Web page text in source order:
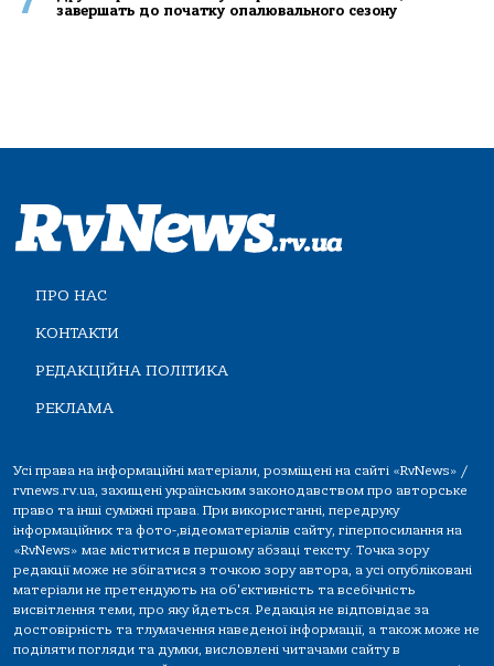
завершать до початку опалювального сезону
ПРО НАС
КОНТАКТИ
РЕДАКЦІЙНА ПОЛІТИКА
РЕКЛАМА
Усі права на інформаційні матеріали, розміщені на сайті «RvNews» /
rvnews.rv.ua, захищені українським законодавством про авторське
право та інші суміжні права. При використанні, передруку
інформаційних та фото-,відеоматеріалів сайту, гіперпосилання на
«RvNews» має міститися в першому абзаці тексту. Точка зору
редакції може не збігатися з точкою зору автора, а усі опубліковані
матеріали не претендують на об'єктивність та всебічність
висвітлення теми, про яку йдеться. Редакція не відповідає за
достовірність та тлумачення наведеної інформації, а також може не
поділяти погляди та думки, висловлені читачами сайту в